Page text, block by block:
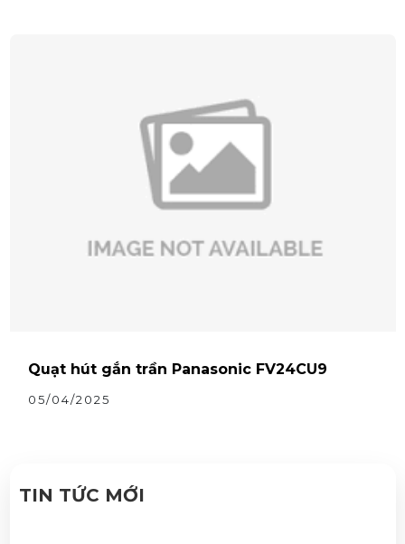
Quạt hút gắn trần Panasonic FV24CU9
05/04/2025
TIN TỨC MỚI